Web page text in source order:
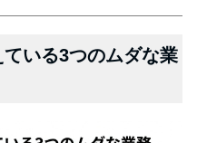
いる3つのムダな業